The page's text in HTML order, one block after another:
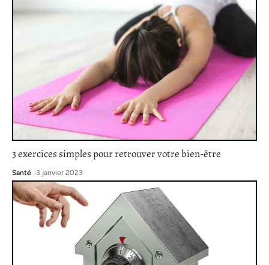
3 exercices simples pour retrouver votre bien-être
Santé 3 janvier 2023